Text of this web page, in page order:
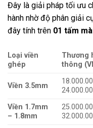
Đây là giải pháp tối ưu
hành nhờ độ phân giải
đây tính trên 01 tấm
Loại viền
ghép
Thương
thông
Viền 3.5mm
Viền 1.7mm
– 1.8mm